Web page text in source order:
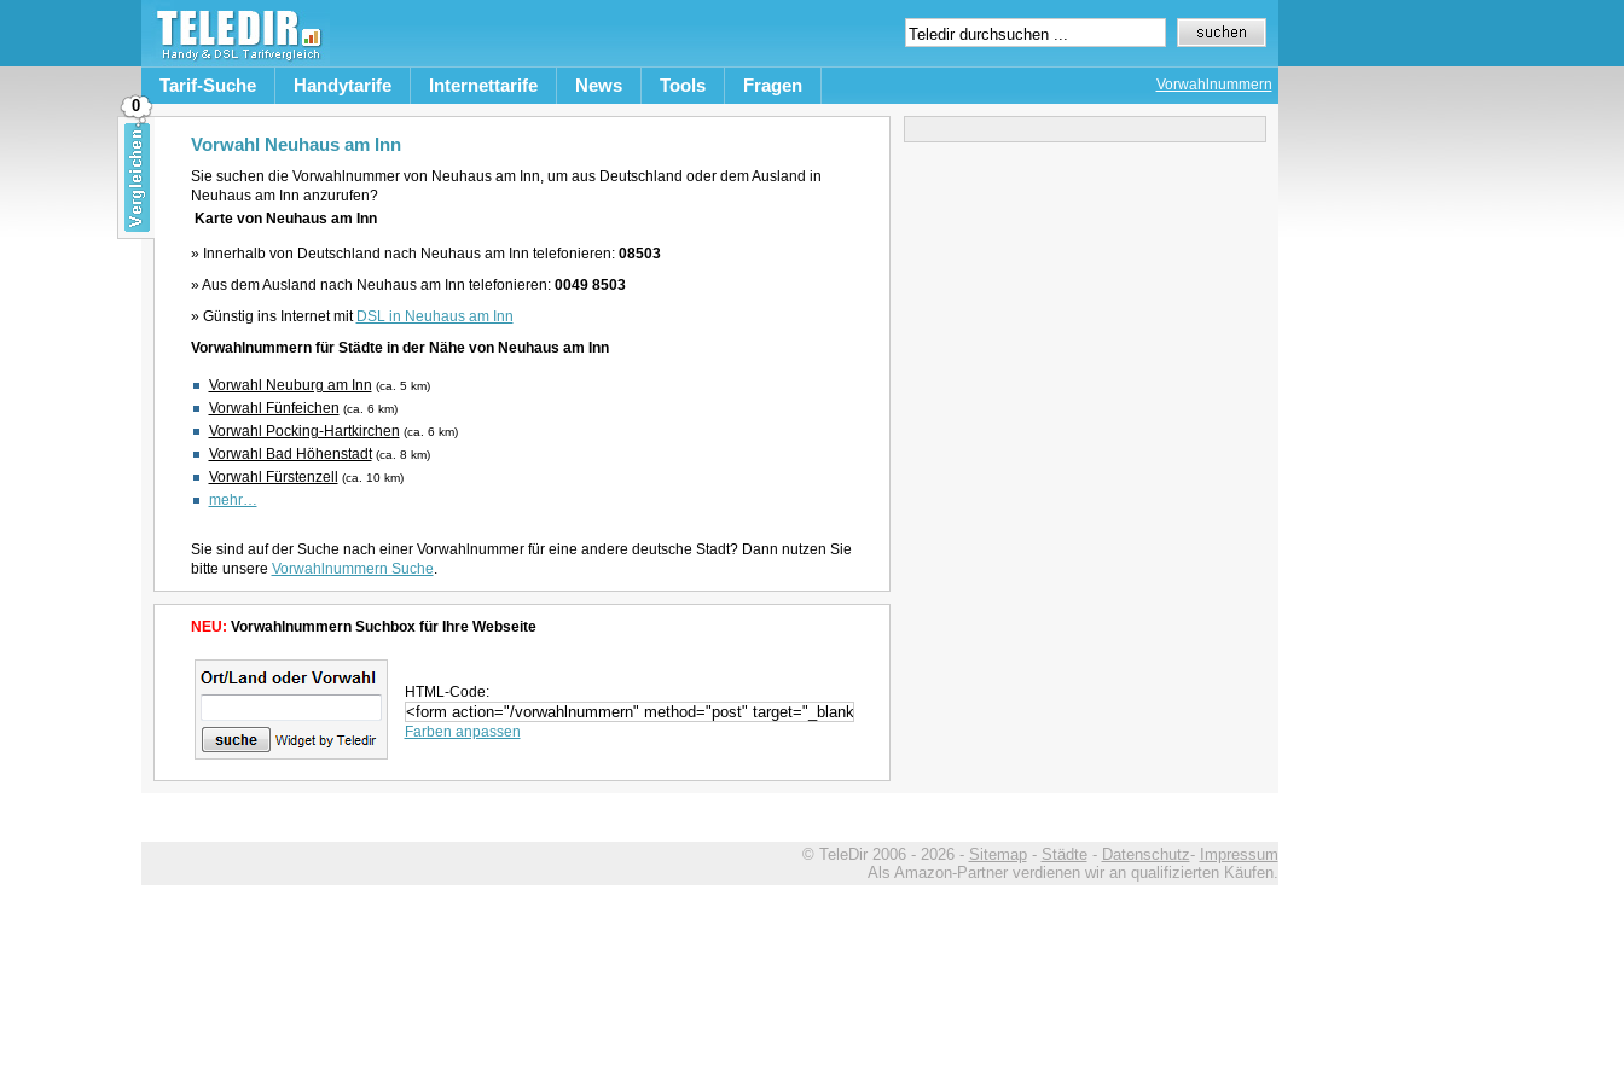
Tarif-Suche Handytarife Internettarife News Tools Fragen Vorwahlnummern
Vorwahl Neuhaus am Inn
Sie suchen die Vorwahlnummer von Neuhaus am Inn, um aus Deutschland oder dem Ausland in
Neuhaus am Inn anzurufen?
Karte von Neuhaus am Inn
» Innerhalb von Deutschland nach Neuhaus am Inn telefonieren: 08503
» Aus dem Ausland nach Neuhaus am Inn telefonieren: 0049 8503
» Günstig ins Internet mit DSL in Neuhaus am Inn
Vorwahlnummern für Städte in der Nähe von Neuhaus am Inn
Vorwahl Neuburg am Inn (ca. 5 km)
Vorwahl Fünfeichen (ca. 6 km)
Vorwahl Pocking-Hartkirchen (ca. 6 km)
Vorwahl Bad Höhenstadt (ca. 8 km)
Vorwahl Fürstenzell (ca. 10 km)
mehr…
Sie sind auf der Suche nach einer Vorwahlnummer für eine andere deutsche Stadt? Dann nutzen Sie
bitte unsere Vorwahlnummern Suche.
NEU: Vorwahlnummern Suchbox für Ihre Webseite
HTML-Code:
Farben anpassen
© TeleDir 2006 - 2026 - Sitemap- Städte- Datenschutz- Impressum
Als Amazon-Partner verdienen wir an qualifizierten Käufen.
0